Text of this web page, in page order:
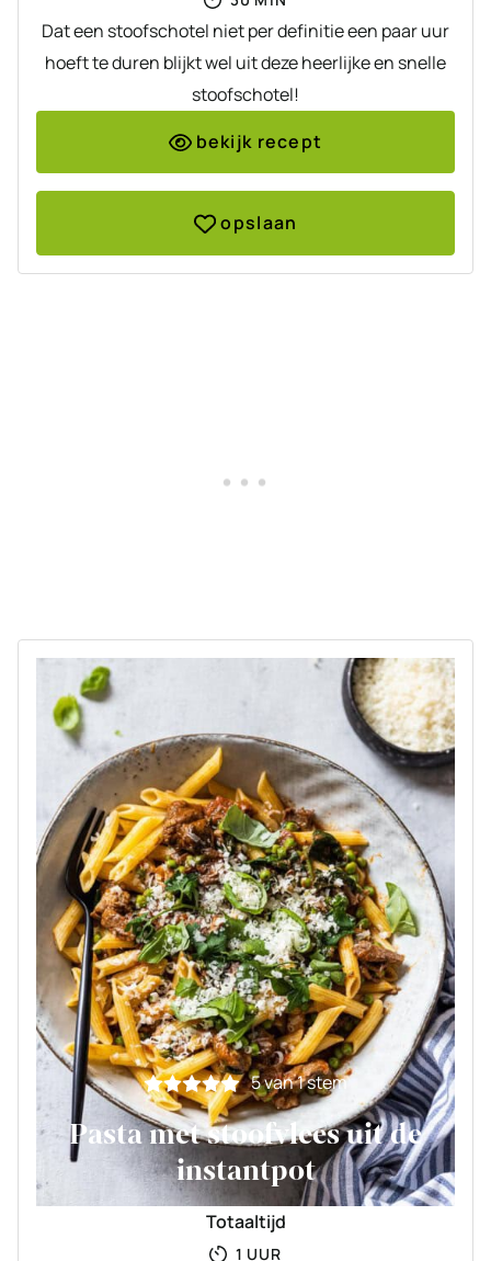
Dat een stoofschotel niet per definitie een paar uur
hoeft te duren blijkt wel uit deze heerlijke en snelle
stoofschotel!
bekijk recept
opslaan
5van 1 stem
Pasta met stoofvlees uit de
instantpot
Totaaltijd
1 UUR
UUR